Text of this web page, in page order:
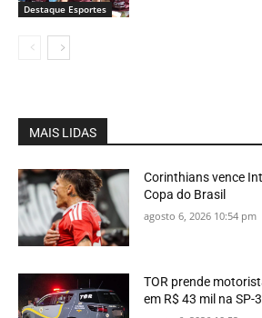
Destaque Esportes
MAIS LIDAS
Corinthians vence
Copa do Brasil
agosto 6, 2026 10:54 pm
TOR prende
em R$ 43 mil na